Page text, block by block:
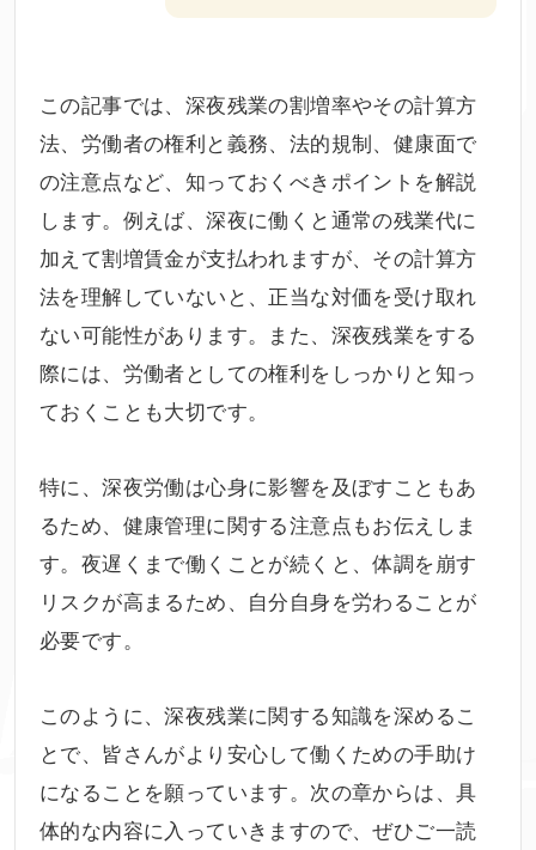
この記事では、深夜残業の割増率やその計算方
法、労働者の権利と義務、法的規制、健康面で
の注意点など、知っておくべきポイントを解説
します。例えば、深夜に働くと通常の残業代に
加えて割増賃金が支払われますが、その計算方
法を理解していないと、正当な対価を受け取れ
ない可能性があります。また、深夜残業をする
際には、労働者としての権利をしっかりと知っ
ておくことも大切です。
特に、深夜労働は心身に影響を及ぼすこともあ
るため、健康管理に関する注意点もお伝えしま
す。夜遅くまで働くことが続くと、体調を崩す
リスクが高まるため、自分自身を労わることが
必要です。
このように、深夜残業に関する知識を深めるこ
とで、皆さんがより安心して働くための手助け
になることを願っています。次の章からは、具
体的な内容に入っていきますので、ぜひご一読